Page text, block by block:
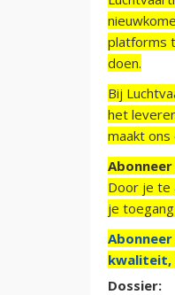
platforms
doen.
Bij
het
maakt
Door je te
je
kwaliteit,
Dossier: